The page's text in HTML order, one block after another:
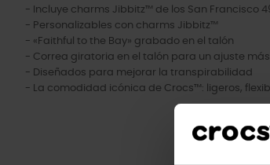
- Incluye charms Jibbitz™ de los San Francisco
- Personalizables con charms Jibbitz™
- «Faithful to the Bay» grabado en el talón
- Correa giratoria en el talón para un ajuste
- Diseñados para mejorar la transpirabilidad
- La comodidad icónica de Crocs™: ligeros,